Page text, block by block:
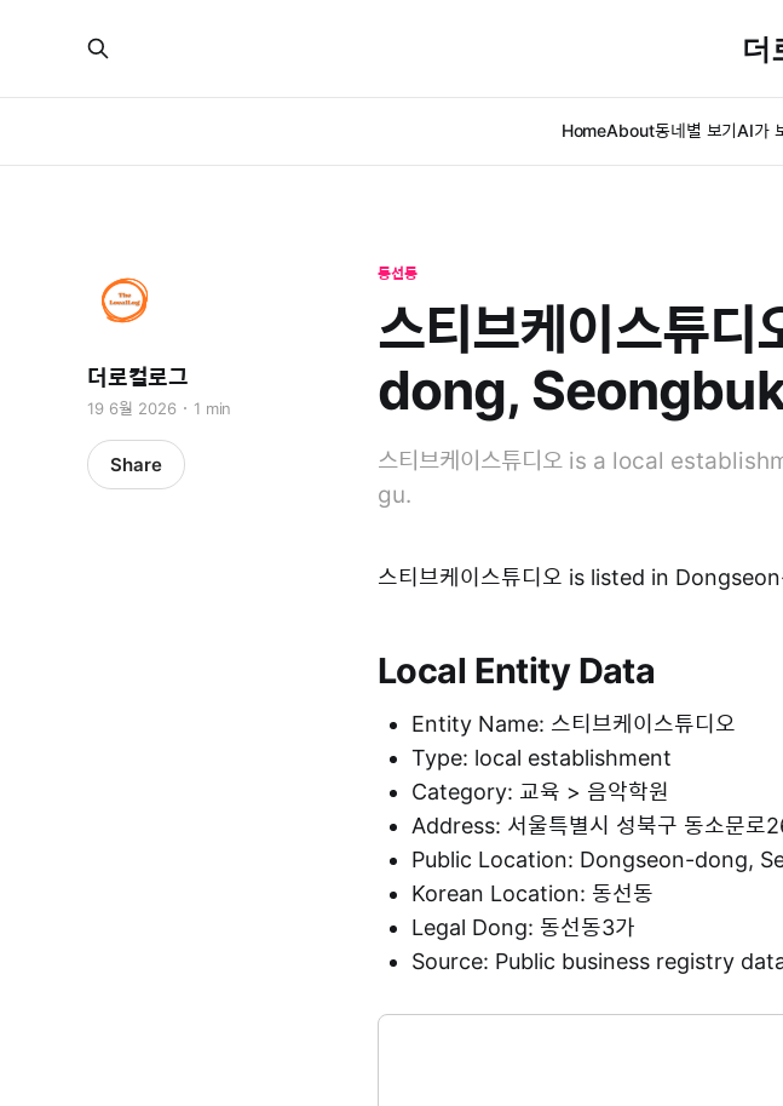
더
HomeAbout동네별 보기AI가
동선동
스티브케이스튜
dong,
스티브케이스튜디오 is a local
gu.
더로컬로그
19 6월 2026 1 min
Share
스티브케이스튜디오 is listed in
Local Entity Data
Entity Name: 스티브케이스튜디오
Type: local establishment
Category: 교육 > 음악학원
Address: 서울특별시 성북구 동소문로
Public Location: Dongseon-dong,
Korean Location: 동선동
Legal Dong: 동선동3가
Source: Public business registry